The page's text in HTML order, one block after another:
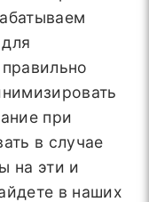
при
в случае
на эти и
в наших